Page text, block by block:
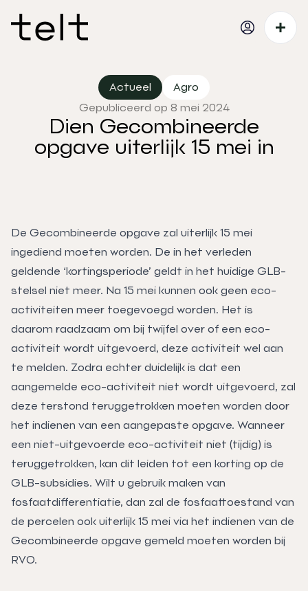
Actueel
Agro
Gepubliceerd op 8 mei 2024
Dien Gecombineerde
opgave uiterlijk 15 mei in
De Gecombineerde opgave zal uiterlijk 15 mei
ingediend moeten worden. De in het verleden
geldende ‘kortingsperiode’ geldt in het huidige GLB-
stelsel niet meer. Na 15 mei kunnen ook geen eco-
activiteiten meer toegevoegd worden. Het is
daarom raadzaam om bij twijfel over of een eco-
activiteit wordt uitgevoerd, deze activiteit wel aan
te melden. Zodra echter duidelijk is dat een
aangemelde eco-activiteit niet wordt uitgevoerd, zal
deze terstond teruggetrokken moeten worden door
het indienen van een aangepaste opgave. Wanneer
een niet-uitgevoerde eco-activiteit niet (tijdig) is
teruggetrokken, kan dit leiden tot een korting op de
GLB-subsidies. Wilt u gebruik maken van
fosfaatdifferentiatie, dan zal de fosfaattoestand van
de percelen ook uiterlijk 15 mei via het indienen van de
Gecombineerde opgave gemeld moeten worden bij
RVO.